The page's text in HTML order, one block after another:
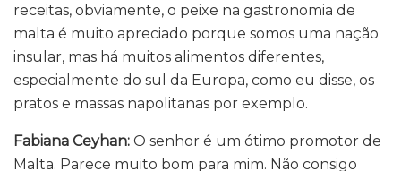
receitas, obviamente, o peixe na gastronomia de
malta é muito apreciado porque somos uma nação
insular, mas há muitos alimentos diferentes,
especialmente do sul da Europa, como eu disse, os
pratos e massas napolitanas por exemplo.
Fabiana Ceyhan: O senhor é um ótimo promotor de
Malta. Parece muito bom para mim. Não consigo